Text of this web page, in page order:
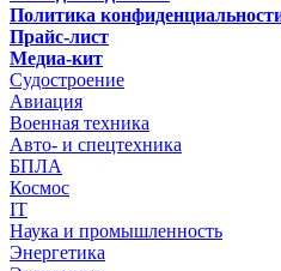
Политика
Прайс-лист
Медиа-кит
Судостроение
Авиация
Военная техника
Авто- и спецтехника
БПЛА
Космос
IT
Наука и промышленность
Энергетика